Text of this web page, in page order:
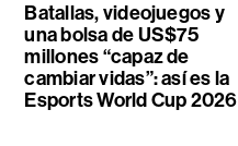
Batallas, videojuegos y
una bolsa de US$75
millones “capaz de
cambiar vidas”: así es la
Esports World Cup 2026